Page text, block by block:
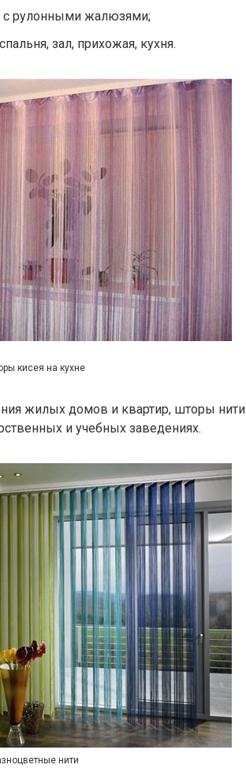
с рулонными жалюзями;
зал, прихожая, кухня.
кисея на кухне
жилых домов и квартир, шторы
и учебных заведениях.
нити